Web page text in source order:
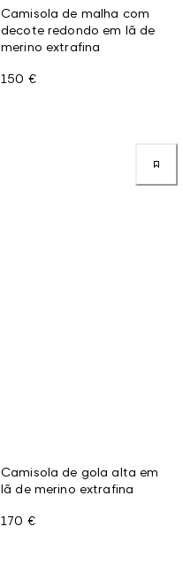
Camisola de malha com
decote redondo em lã de
merino extrafina
150 €
Camisola de gola alta em
lã de merino extrafina
170 €